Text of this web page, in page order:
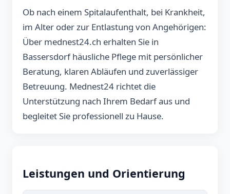
Ob nach einem Spitalaufenthalt, bei Krankheit,
im Alter oder zur Entlastung von Angehörigen:
Über mednest24.ch erhalten Sie in
Bassersdorf häusliche Pflege mit persönlicher
Beratung, klaren Abläufen und zuverlässiger
Betreuung. Mednest24 richtet die
Unterstützung nach Ihrem Bedarf aus und
begleitet Sie professionell zu Hause.
Leistungen und Orientierung